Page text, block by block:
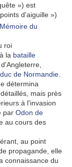
») est
d'aiguille »)
Mémoire du
roi
à la bataille
de Normandie
détermina
détaillés, mais près
à l'invasion
par Odon de
au cours des
au point
propagande, elle
connaissance du